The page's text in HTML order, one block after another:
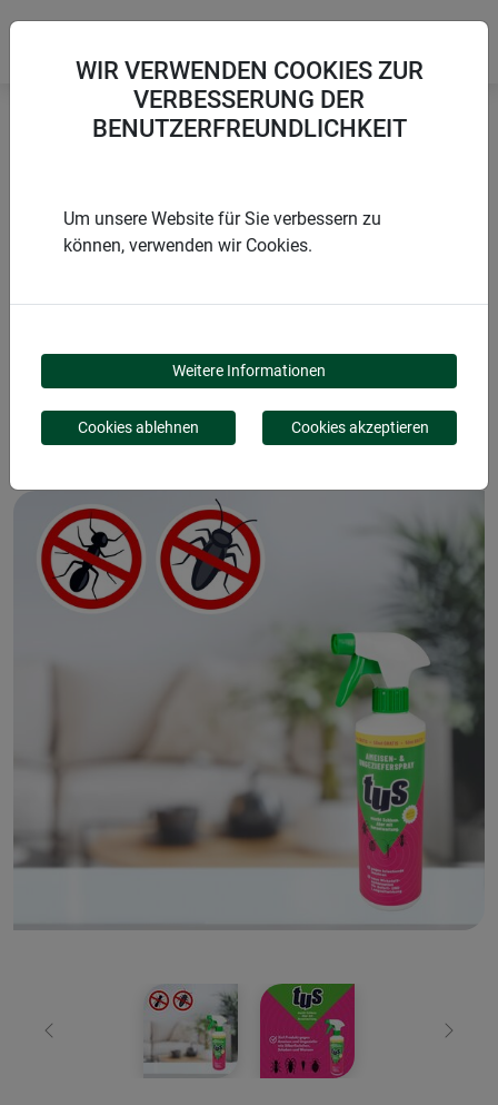
PRODUKTE
TUS AMEISEN- UND
UNGEZIEFERSPRAY
Zurück Weiter
WIR VERWENDEN COOKIES ZUR
VERBESSERUNG DER
BENUTZERFREUNDLICHKEIT
Um unsere Website für Sie verbessern zu
können, verwenden wir Cookies.
Weitere Informationen
Cookies ablehnen Cookies akzeptieren